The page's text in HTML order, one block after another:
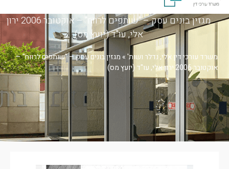
מגזין בונים עסק – "שותפים לרווח" – אוקטובר 2006 ירון
אלי, עו"ד (יועץ מס)
משרד עורכי דין אלי, נדלר ושות'» מגזין בונים עסק – "שותפים לרווח" –
אוקטובר 2006 ירון אלי, עו"ד (יועץ מס)